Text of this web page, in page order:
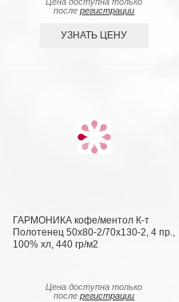
послерегистрации
УЗНАТЬ ЦЕНУ
ГАРМОНИКА кофе/ментол К-т
Полотенец 50х80-2/70х130-2, 4 пр.,
100% хл, 440 гр/м2
Цена доступна только
послерегистрации